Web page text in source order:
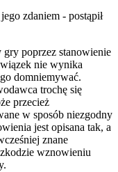
zdaniem - postąpił
gry poprzez stanowienie
nie wynika
domniemywać.
trochę się
przecież
w sposób niezgodny
jest opisana tak, a
znane
wznowieniu